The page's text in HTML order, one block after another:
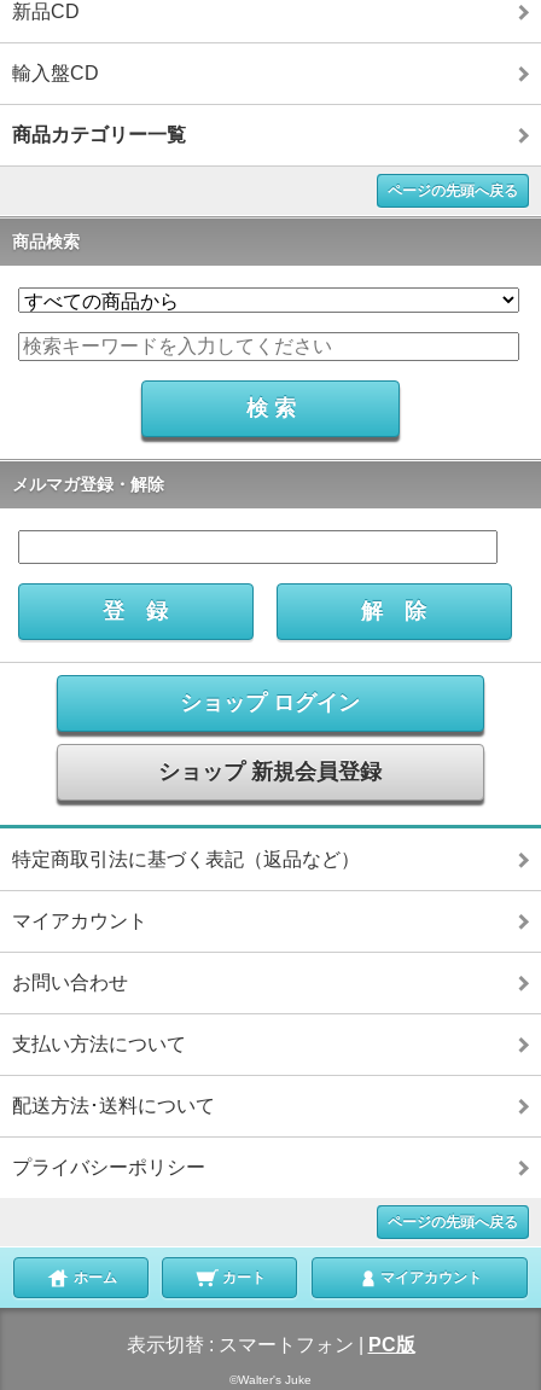
新品CD
輸入盤CD
商品カテゴリー一覧
ページの先頭へ戻る
商品検索
メルマガ登録・解除
ショップ ログイン
ショップ 新規会員登録
特定商取引法に基づく表記（返品など）
マイアカウント
お問い合わせ
支払い方法について
配送方法･送料について
プライバシーポリシー
ページの先頭へ戻る
ホーム カート マイアカウント
表示切替 : スマートフォン PC版
©Walter's Juke